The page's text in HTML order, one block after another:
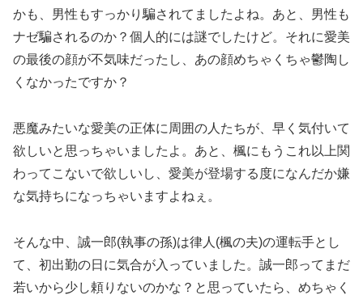
かも、男性もすっかり騙されてましたよね。あと、男性も
ナゼ騙されるのか？個人的には謎でしたけど。それに愛美
の最後の顔が不気味だったし、あの顔めちゃくちゃ鬱陶し
くなかったですか？
悪魔みたいな愛美の正体に周囲の人たちが、早く気付いて
欲しいと思っちゃいましたよ。あと、楓にもうこれ以上関
わってこないで欲しいし、愛美が登場する度になんだか嫌
な気持ちになっちゃいますよねぇ。
そんな中、誠一郎(執事の孫)は律人(楓の夫)の運転手とし
て、初出勤の日に気合が入っていました。誠一郎ってまだ
若いから少し頼りないのかな？と思っていたら、めちゃく